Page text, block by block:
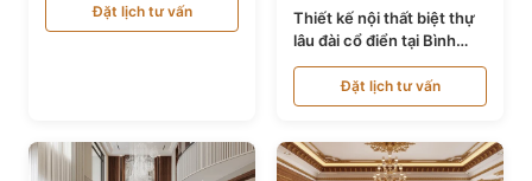
Đặt lịch tư vấn
Thiết kế nội thất biệt thự
lâu đài cổ điển tại Bình
Thuận NT21128
Đặt lịch tư vấn